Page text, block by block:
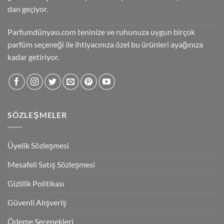
dan geçiyor.
Parfumdünyası.com teninize ve ruhunuza uygun birçok
parfüm seçeneği ile ihtiyacınıza özel bu ürünleri ayağınıza
kadar getiriyor.
SÖZLEŞMELER
Üyelik Sözleşmesi
Mesafeli Satış Sözleşmesi
Gizlilik Politikası
Güvenli Alışveriş
Ödeme Seçenekleri